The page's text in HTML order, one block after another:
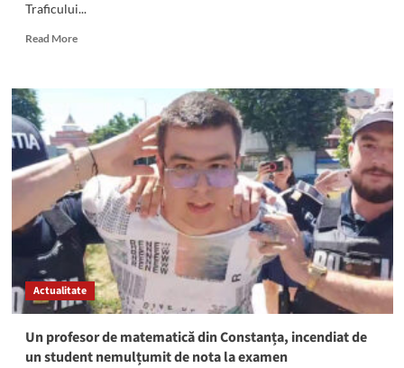
Traficului...
Read MoreRead
de
13
ani
și
o
tânără
de
19
ani,
traficate
prin
Touring
Actualitate
Un profesor de matematică din Constanța, incendiat de
un student nemulțumit de nota la examen